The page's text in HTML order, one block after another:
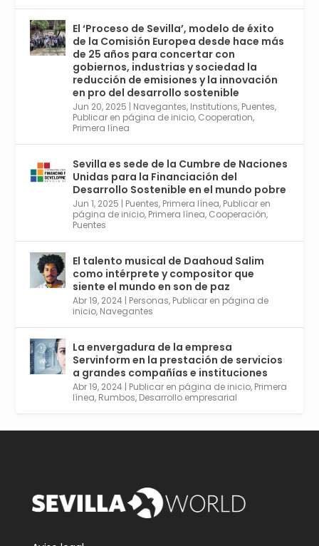
Avata
r
Sevilla World @worldsevilla ·
21 May 2024
Conoce a @mvbim, la empresa sevillana
que ha sido pionera en España en el uso de
la tecnología BIM para digitalizar e
industrializar la arquitectura y la
construcción. Ver su dimensión
internacional en el reportaje de
@juanluispavon1 en @elCorreoWeb :
https://tinyurl.com/yfa2h55p
2 6 Twitter
Avata
Sevilla World @worldsevilla ·
30 Abr 2024
Aprovéchalo si vives en Sevilla capital o
provincia. Curso gratuito en Internet de las
Cosas, Inteligencia Artificial y Smart Cities
plazo acaba el 2 de mayo. Dota de gran
empleabilidad. Ver y enlace a inscripción:
https://tinyurl.com/yu5xhwjr
El ‘Proceso de Sevilla’, modelo de éxito
de la Comisión Europea desde hace más
de 25 años para concertar con
gobiernos, industrias y sociedad la
reducción de emisiones y la innovación
en pro del desarrollo sostenible
Jun 20, 2025 | Navegantes, Institutions, Puentes,
Publicar en página de inicio, Cooperation,
Primera línea
Sevilla es sede de la Cumbre de Naciones
Unidas para la Financiación del
Desarrollo Sostenible en el mundo pobre
Jun 1, 2025 | Puentes, Primera línea, Publicar en
página de inicio, Primera línea, Cooperación,
Puentes
El talento musical de Daahoud Salim
como intérprete y compositor que
siente el mundo en son de paz
Abr 19, 2024 | Personas, Publicar en página de
inicio, Navegantes
La envergadura de la empresa
Servinform en la prestación de servicios
a grandes compañías e instituciones
Abr 19, 2024 | Publicar en página de inicio, Primera
línea, Rumbos, Desarrollo empresarial